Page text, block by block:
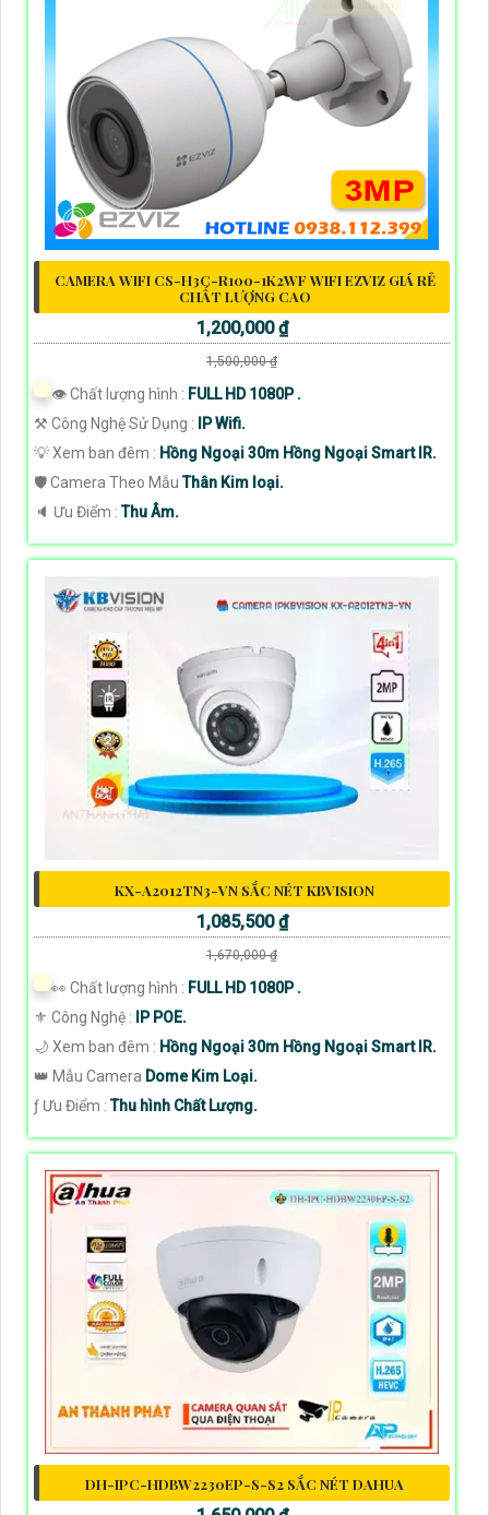
CAMERA WIFI CS-H3C-R100-1K2WF WIFI EZVIZ GIÁ RẺ
CHẤT LƯỢNG CAO
1,200,000 ₫
1,500,000 ₫
👁 Chất lượng hình : FULL HD 1080P .
⚒ Công Nghệ Sử Dụng :
IP Wifi.
💡 Xem ban đêm : Hồng Ngoại 30m Hồng Ngoại Smart IR.
🛡 Camera Theo MẫuThân Kim loại.
️🔈 Ưu Điểm :Thu Âm.
KX-A2012TN3-VN SẮC NÉT KBVISION
1,085,500 ₫
1,670,000 ₫
️👀 Chất lượng hình : FULL HD 1080P .
⚜️ Công Nghệ :
IP POE.
🌙 Xem ban đêm : Hồng Ngoại 30m Hồng Ngoại Smart IR.
👑 Mẫu Camera Dome Kim Loại.
️ƒ Ưu Điểm :Thu hình Chất Lượng.
DH-IPC-HDBW2230EP-S-S2 SẮC NÉT DAHUA